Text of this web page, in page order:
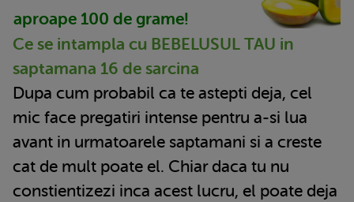
aproape 100 de grame!
Ce se intampla cu BEBELUSUL TAU in
saptamana 16 de sarcina
Dupa cum probabil ca te astepti deja, cel
mic face pregatiri intense pentru a-si lua
avant in urmatoarele saptamani si a creste
cat de mult poate el. Chiar daca tu nu
constientizezi inca acest lucru, el poate deja